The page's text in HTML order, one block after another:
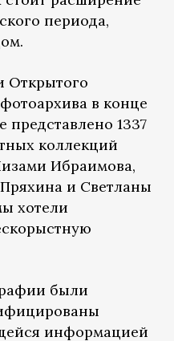
периода,
Открытого
в конце
представлено 1337
коллекций
Ибраимова,
и Светланы
хотели
были
информацией